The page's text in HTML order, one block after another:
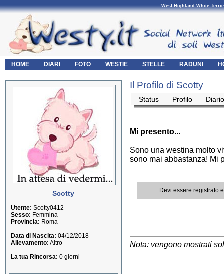
West Highland White
HOME DIARI FOTO WESTIE STELLE RADUNI
Scotty
Utente: Scotty0412
Sesso: Femmina
Provincia: Roma
Data di Nascita: 04/12/2018
Allevamento: Altro
La tua Rincorsa: 0 giorni
Il Profilo di Scotty
Status Profilo Diario
Mi presento...
Sono una westina molto
sono mai abbastanza! Mi
Devi essere registrato
Nota: vengono mostrati